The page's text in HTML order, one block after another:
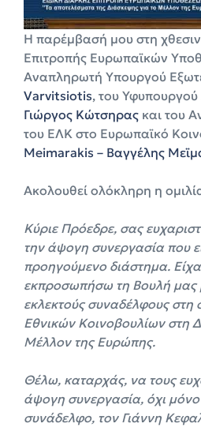
Η παρέμβασή μου στη
Επιτροπής Ευρωπαϊκών
Αναπληρωτή Υπουργού
Varvitsiotis, του Υφυπουργού
Γιώργος Κώτσηρας και του
του ΕΛΚ στο Ευρωπαϊκό
Meimarakis – Βαγγέλης
Ακολουθεί ολόκληρη η
Κύριε Πρόεδρε, σας
την άψογη συνεργασία που
προηγούμενο διάστημα.
εκπροσωπήσω τη Βουλή μας
εκλεκτούς συναδέλφους στη
Εθνικών Κοινοβουλίων στη
Μέλλον της Ευρώπης.
Θέλω, καταρχάς, να τους
άψογη συνεργασία, όχι
συνάδελφο, τον Γιάννη